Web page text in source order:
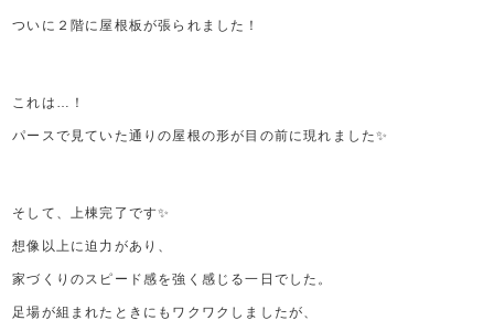
ついに２階に屋根板が張られました！
これは…！
パースで見ていた通りの屋根の形が目の前に現れました✨
そして、上棟完了です✨
想像以上に迫力があり、
家づくりのスピード感を強く感じる一日でした。
足場が組まれたときにもワクワクしましたが、